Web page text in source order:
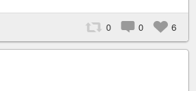
0 0 6